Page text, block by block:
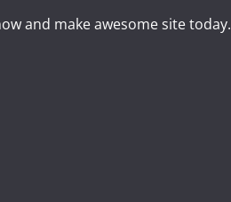
and make awesome site today.